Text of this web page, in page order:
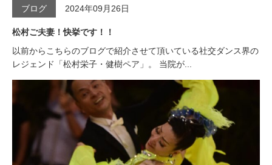
ブログ 2024年09月26日
松村ご夫妻！快挙です！！
以前からこちらのブログで紹介させて頂いている社交ダンス界の
レジェンド「松村栄子・健樹ペア」。 当院が...